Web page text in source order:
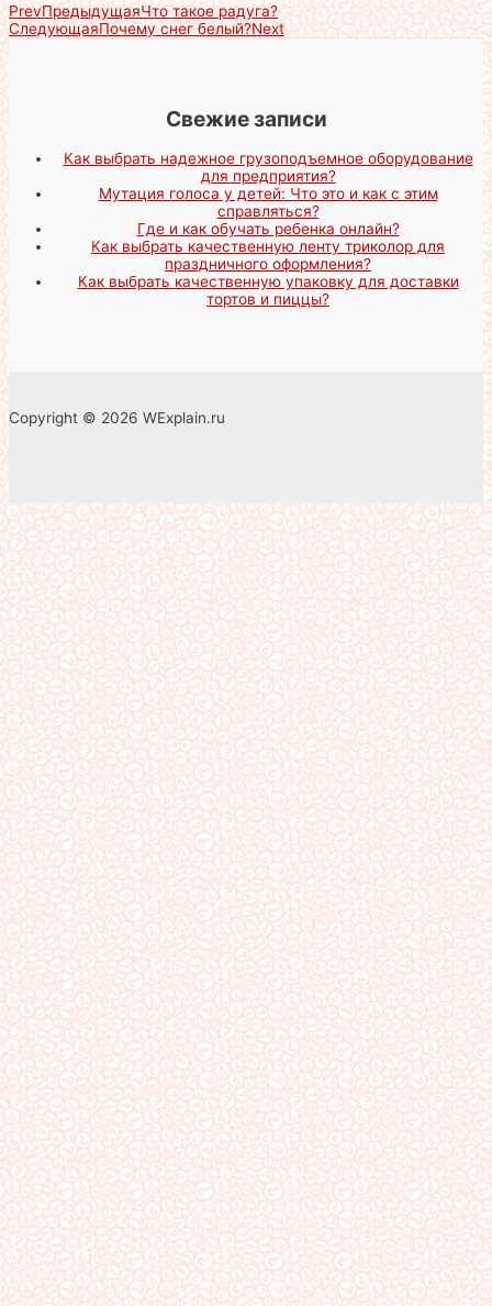
PrevПредыдущаяЧто такое радуга?
СледующаяПочему снег белый?Next
Свежие записи
Как выбрать надежное грузоподъемное оборудование
для предприятия?
Мутация голоса у детей: Что это и как с этим
справляться?
Где и как обучать ребенка онлайн?
Как выбрать качественную ленту триколор для
праздничного оформления?
Как выбрать качественную упаковку для доставки
тортов и пиццы?
Copyright © 2026 WExplain.ru